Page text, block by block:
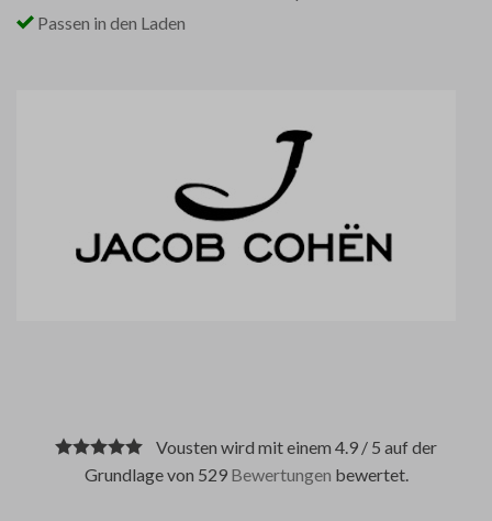
Passen in den Laden
Vousten wird mit einem 4.9 / 5 auf der
Grundlage von 529 Bewertungen bewertet.